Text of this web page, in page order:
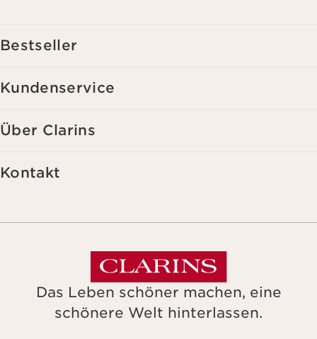
dein Nutzungsverhalten im Zusammenhang mit dem Newsletter
(z.B. das Öffnen und Lesen der E-Mails) erfassen und zu
kannst du jederzeit mit Wirkung für die Zukunft widerrufen.
Bestseller
Kundenservice
Über Clarins
Kontakt
Das Leben schöner machen, eine
schönere Welt hinterlassen.